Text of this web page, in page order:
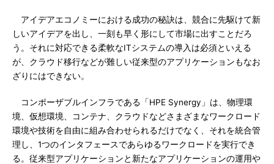
アイデアエコノミーにおける成功の秘訣は、競合に先駆けて新
しいアイデアを出し、一刻も早く形にして市場に出すことだろ
う。それに対応できる柔軟なITシステムの導入は必須といえる
が、クラウド移行などが難しい従来型のアプリケーションもなお
ざりにはできない。
コンポーザブルインフラである「HPE Synergy」は、物理環
境、仮想環境、コンテナ、クラウドなどさまざまなワークロード
環境や技術を自由に組み合わせられるだけでなく、それを統合管
理し、1つのインタフェースであらゆるワークロードを実行でき
る。従来型アプリケーションと新たなアプリケーションの運用や